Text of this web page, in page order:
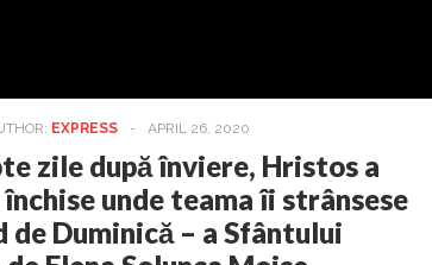
EXPRESS - APRIL 26, 2020
zile după înviere, Hristos a
unde teama îi strânsese
de Duminică – a Sfântului